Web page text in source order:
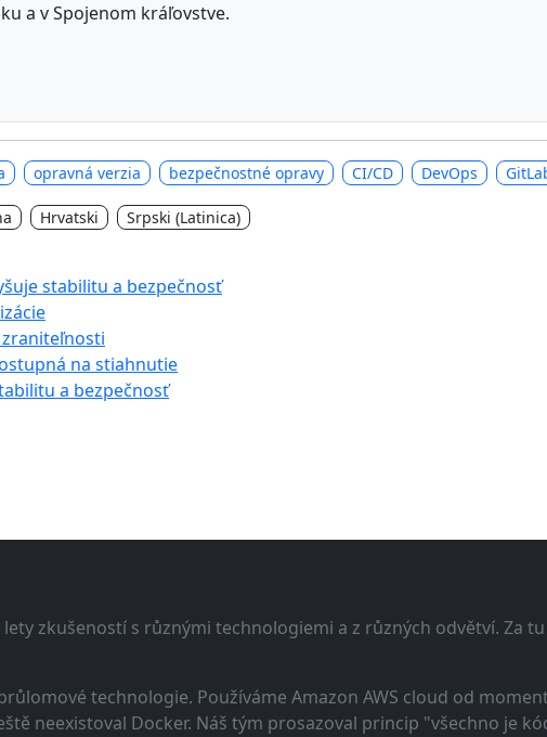
a v Spojenom kráľovstve.
opravná verzia bezpečnostné opravy CI/CD DevOps
Hrvatski Srpski (Latinica)
stabilitu a bezpečnosť
zraniteľnosti
na stiahnutie
a bezpečnosť
zkušeností s různými technologiemi a z různých odvětví. Za
technologie. Používáme Amazon AWS cloud od
neexistoval Docker. Náš tým prosazoval princip "všechno je